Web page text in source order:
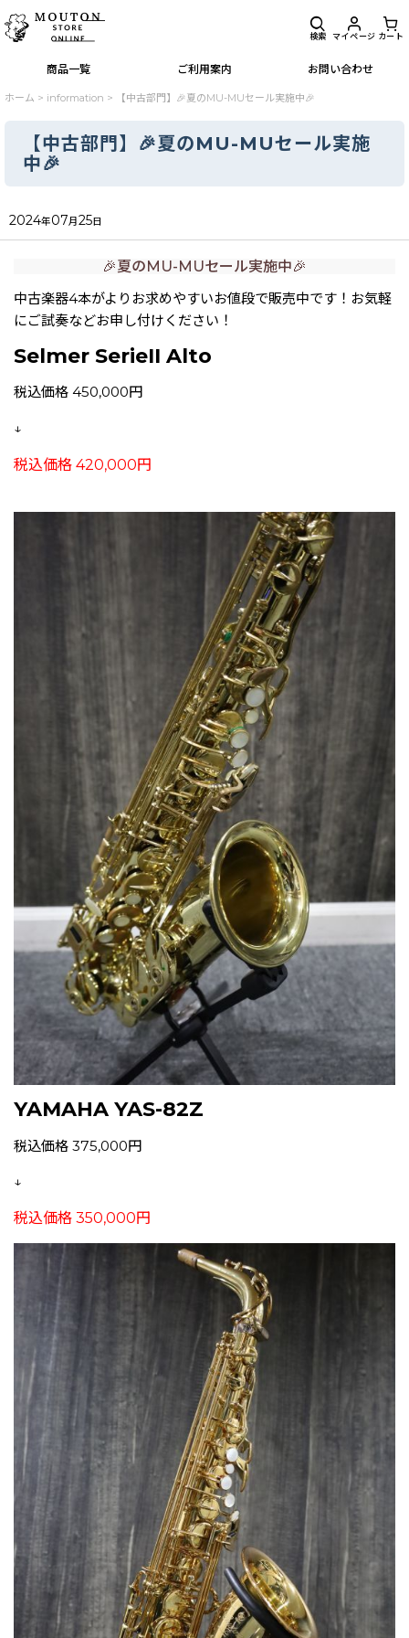
商品一覧 ご利用案内 お問い合わせ
検索 マイページ カート
ホーム > information > 【中古部門】🎉夏のMU-MUセール実施中🎉
【中古部門】🎉夏のMU-MUセール実施
中🎉
2024年07月25日
🎉夏のMU-MUセール実施中🎉
中古楽器4本がよりお求めやすいお値段で販売中です！お気軽
にご試奏などお申し付けください！
Selmer SerieII Alto
税込価格 450,000円
↓
税込価格 420,000円
YAMAHA YAS-82Z
税込価格 375,000円
↓
税込価格 350,000円